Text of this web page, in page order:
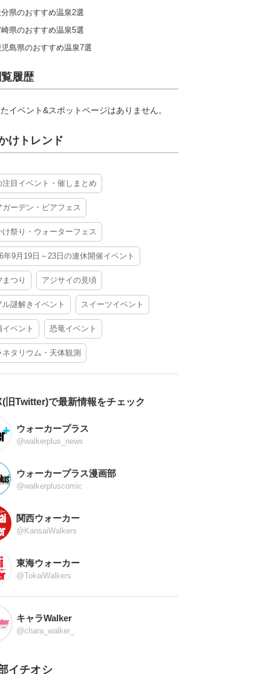
分県のおすすめ温泉2選
県のおすすめ温泉5選
児島県のおすすめ温泉7選
覧履歴
イベント&スポットページはありません。
けトレンド
注目イベント・催しまとめ
ガーデン・ビアフェス
け祭り・ウォーターフェス
年9月19日～23日の連休開催イベント
まつり アジサイの見頃
ル謎解きイベント スイーツイベント
イベント 恐竜イベント
ネタリウム・天体観測
旧Twitter)で最新情報をチェック
ウォーカープラス
@walkerplus_news
ウォーカープラス漫画部
@walkerpluscomic
関西ウォーカー
@KansaiWalkers
東海ウォーカー
@TokaiWalkers
キャラWalker
@chara_walker_
イチオシ